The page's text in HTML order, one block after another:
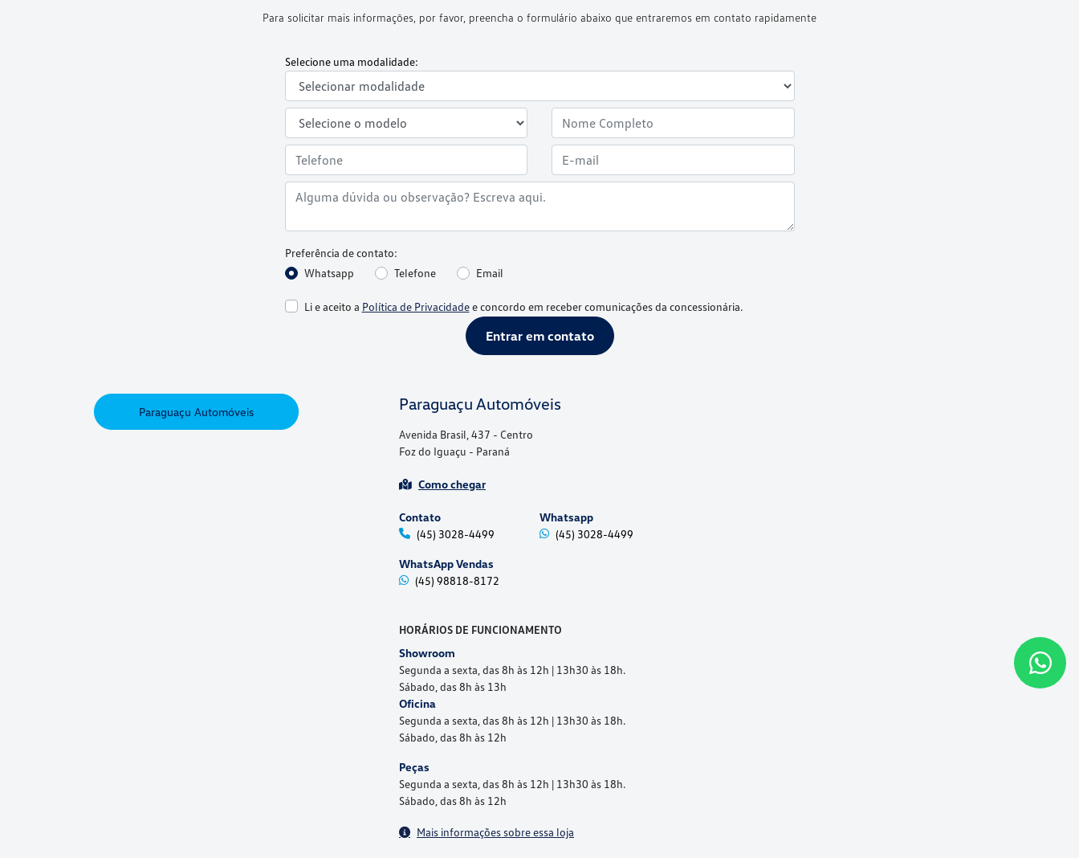
Para solicitar mais informações, por favor, preencha o formulário abaixo que entraremos em contato rapidamente
Selecione uma modalidade:
Preferência de contato:
Whatsapp
Telefone Email
Li e aceito a Política de Privacidadee concordo em receber comunicações da concessionária.
Entrar em contato
Paraguaçu Automóveis Paraguaçu Automóveis
Avenida Brasil, 437 - Centro
Foz do Iguaçu - Paraná
Como chegar
Contato
(45) 3028-4499
Whatsapp
(45) 3028-4499
WhatsApp Vendas
(45) 98818-8172
HORÁRIOS DE FUNCIONAMENTO
Showroom
Segunda a sexta, das 8h às 12h | 13h30 às 18h.
Sábado, das 8h às 13h
Oficina
Segunda a sexta, das 8h às 12h | 13h30 às 18h.
Sábado, das 8h às 12h
Peças
Segunda a sexta, das 8h às 12h | 13h30 às 18h.
Sábado, das 8h às 12h
Mais informações sobre essa loja